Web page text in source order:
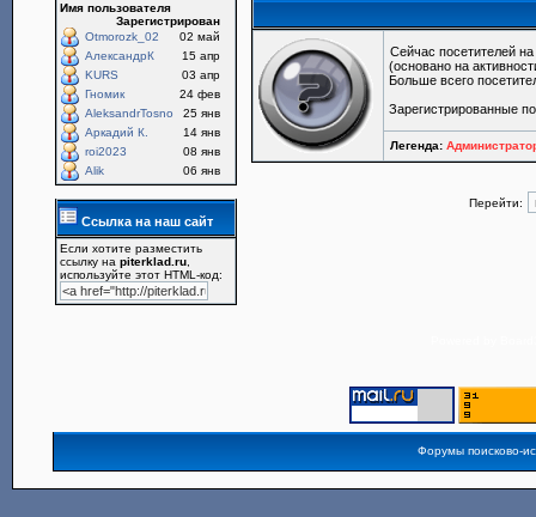
Имя пользователя
Зарегистрирован
Otmorozk_02
02 май
АлександрК
15 апр
KURS
03 апр
Гномик
24 фев
AleksandrTosno
25 янв
Аркадий К.
14 янв
roi2023
08 янв
Alik
06 янв
Ссылка на наш сайт
Если хотите разместить
ссылку наpiterklad.ru
используйте этот HTML-код:
Сейчас посетителей
(основано на
Больше всего
Зарегистрированные
Легенда:
Перейти:
Форумы поисково-